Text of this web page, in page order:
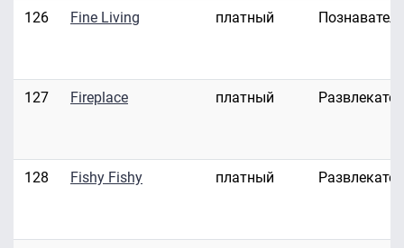
126 Fine Living платный
127 Fireplace платный
128 Fishy Fishy платный